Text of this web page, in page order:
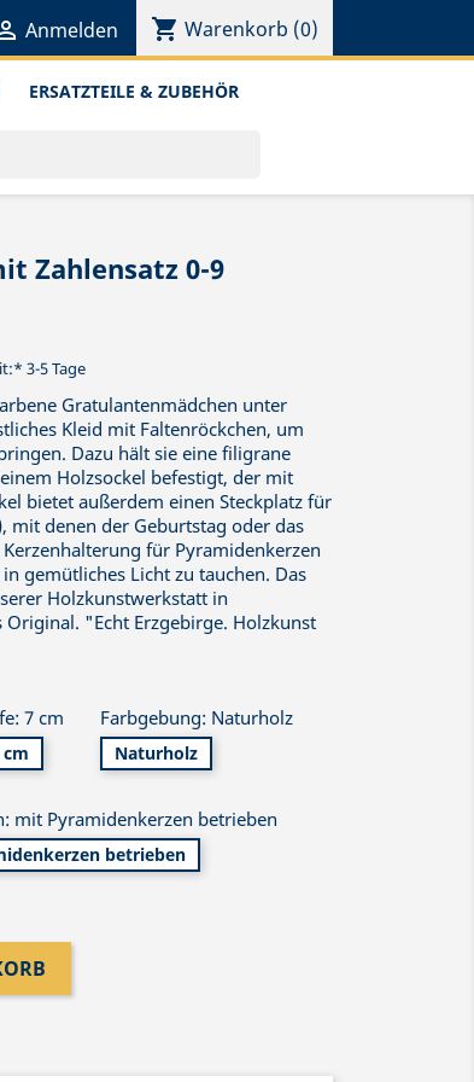
Anmelden shopping_cart Warenkorb (0)
ERSATZTEILE & ZUBEHÖR
Zahlensatz 0-9
3-5 Tage
Gratulantenmädchen unter
Kleid mit Faltenröckchen, um
Dazu hält sie eine filigrane
Holzsockel befestigt, der mit
bietet außerdem einen Steckplatz für
mit denen der Geburtstag oder das
für Pyramidenkerzen
gemütliches Licht zu tauchen. Das
Holzkunstwerkstatt in
"Echt Erzgebirge. Holzkunst
7 cm
cm
Farbgebung: Naturholz
Naturholz
mit Pyramidenkerzen betrieben
betrieben